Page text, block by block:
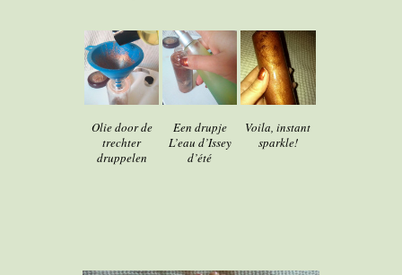
Olie door de
trechter
druppelen
Een drupje
L’eau d’Issey
d’été
Voila, instant
sparkle!